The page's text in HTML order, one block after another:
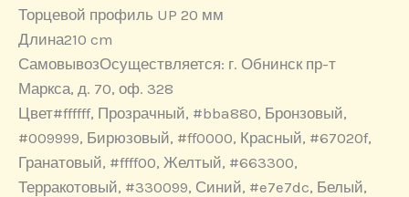
Торцевой профиль UP 20 мм
Длина210 cm
СамовывозОсуществляется: г. Обнинск пр-т
Маркса, д. 70, оф. 328
Цвет#ffffff, Прозрачный, #bba880, Бронзовый,
#009999, Бирюзовый, #ff0000, Красный, #67020f,
Гранатовый, #ffff00, Желтый, #663300,
Терракотовый, #330099, Синий, #e7e7dc, Белый,